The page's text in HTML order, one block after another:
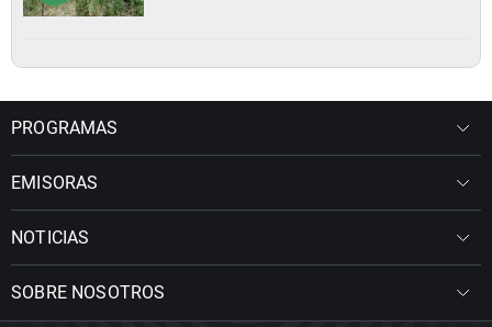
PROGRAMAS
EMISORAS
NOTICIAS
SOBRE NOSOTROS